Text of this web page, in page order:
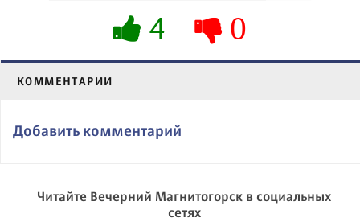
4 0
КОММЕНТАРИИ
Добавить комментарий
Читайте Вечерний Магнитогорск в социальных
сетях